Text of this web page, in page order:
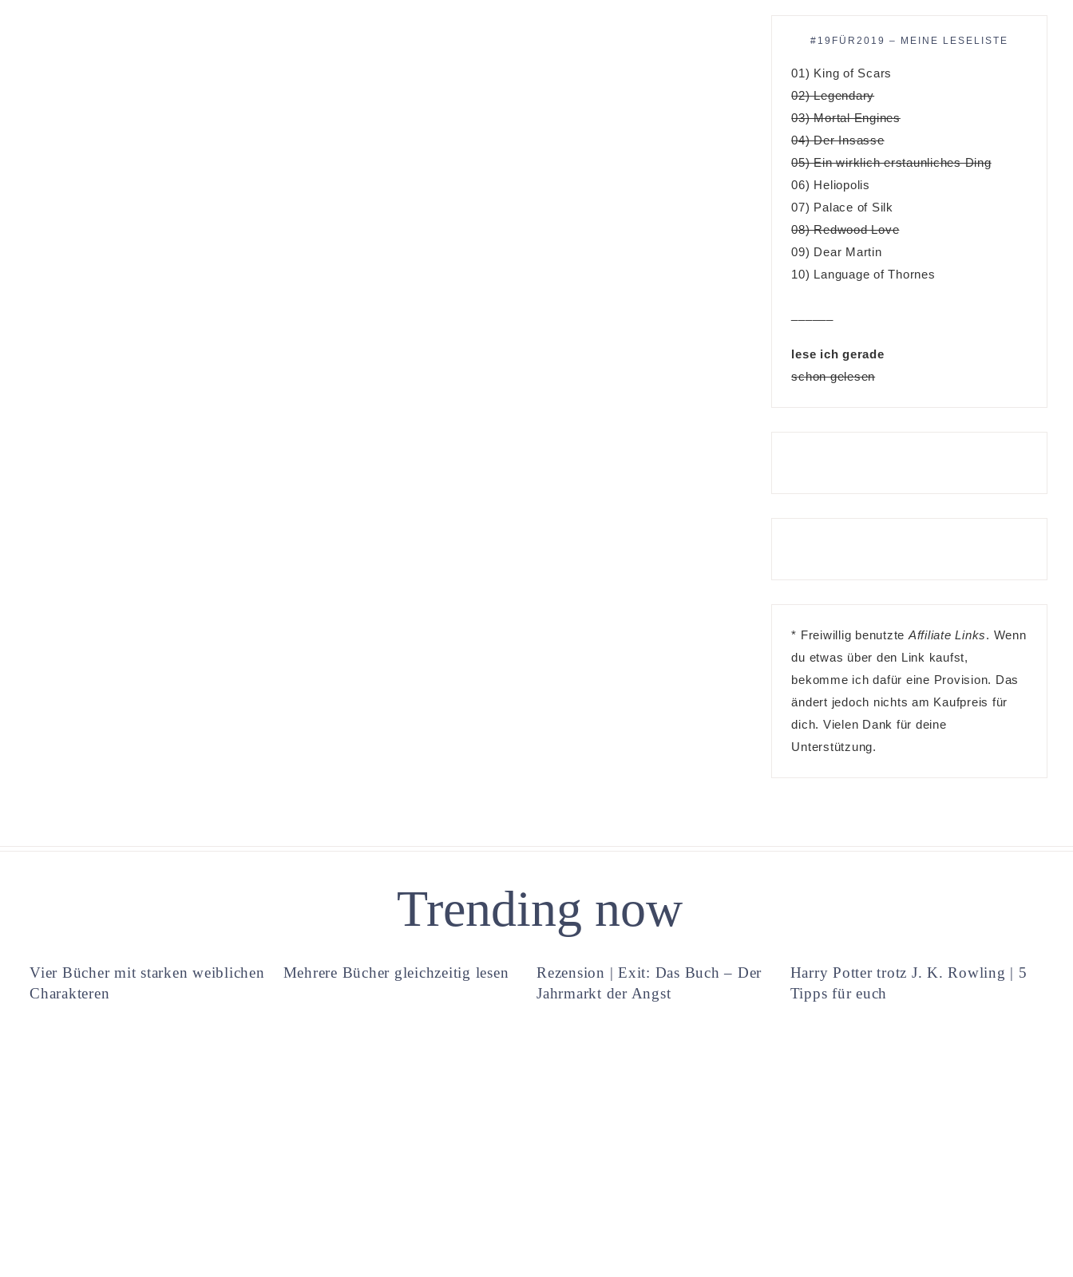
#19FÜR2019 – MEINE LESELISTE
01) King of Scars
02) Legendary
03) Mortal Engines
04) Der Insasse
05) Ein wirklich erstaunliches Ding
06) Heliopolis
07) Palace of Silk
08) Redwood Love
09) Dear Martin
10) Language of Thornes
lese ich gerade
schon gelesen
* Freiwillig benutzte Affiliate Links. Wenn
du etwas über den Link kaufst,
bekomme ich dafür eine Provision. Das
ändert jedoch nichts am Kaufpreis für
dich. Vielen Dank für deine
Unterstützung.
Trending now
Vier Bücher mit starken weiblichen
Charakteren
Mehrere Bücher gleichzeitig lesen
Rezension | Exit: Das Buch – Der
Jahrmarkt der Angst
Harry Potter trotz J. K. Rowling | 5
Tipps für euch